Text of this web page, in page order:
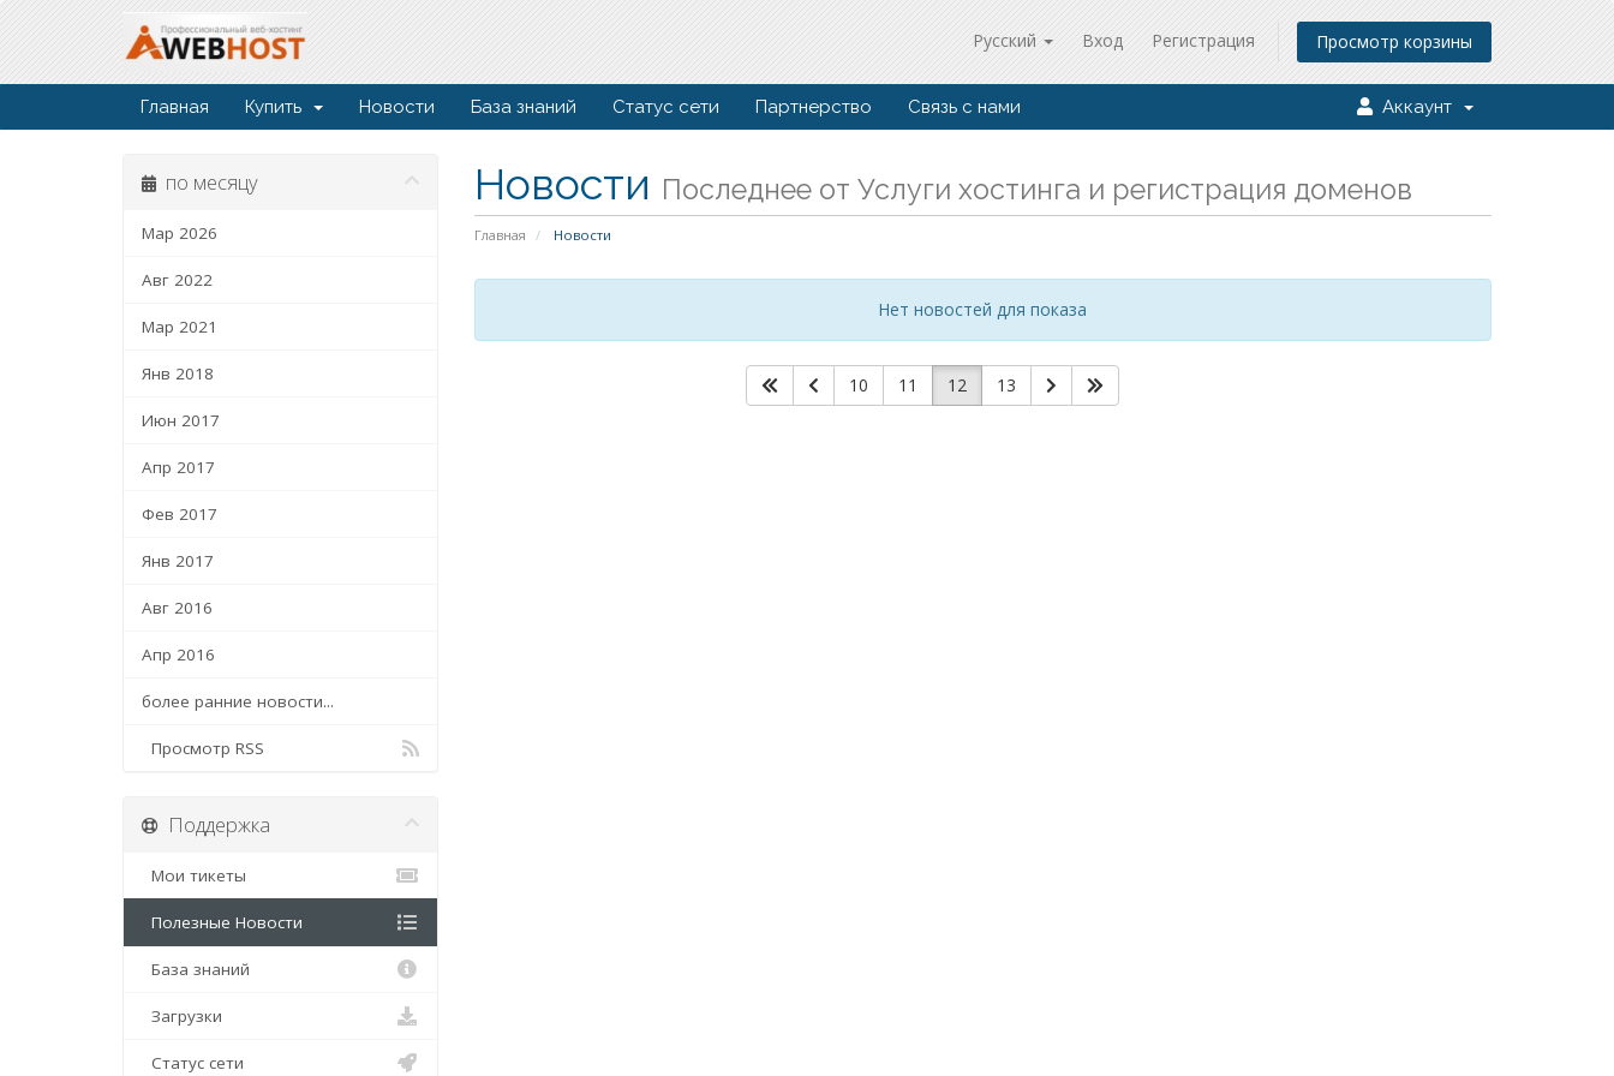
Русский Вход Регистрация Просмотр корзины
Главная Купить Новости База знаний Статус сети Партнерство Связь с нами Аккаунт
Новости Последнее от Услуги хостинга и регистрация доменов
Главная Новости
по месяцу
Мар 2026
Авг 2022
Мар 2021
Янв 2018
Июн 2017
Апр 2017
Фев 2017
Янв 2017
Авг 2016
Апр 2016
более ранние новости...
Просмотр RSS
Нет новостей для показа
10 11 12 13
Поддержка
Мои тикеты
Полезные Новости
База знаний
Загрузки
Статус сети